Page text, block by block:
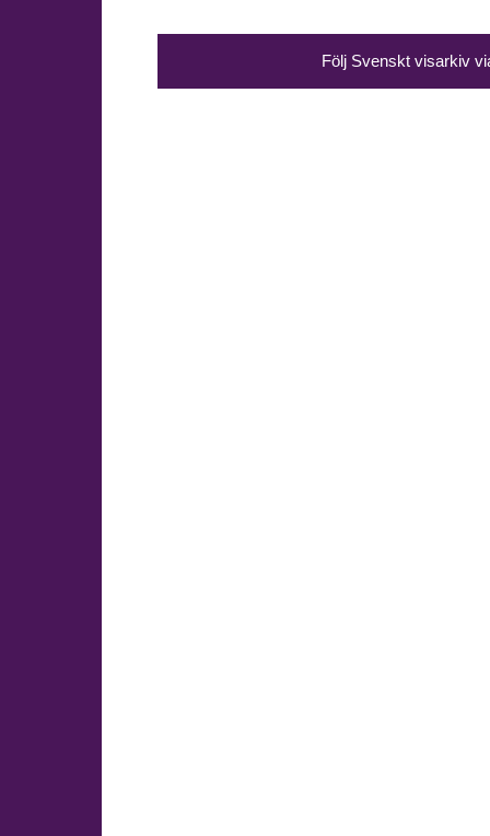
Följ Svenskt visarkiv